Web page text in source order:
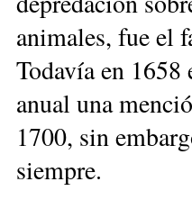
animales, fue el
Todavía en
anual una
1700, sin
siempre.